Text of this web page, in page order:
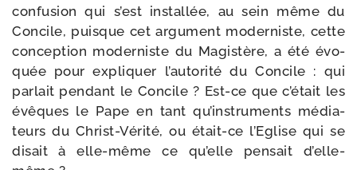
confu­sion qui s’est ins­tal­lée, au sein même du
Concile, puisque cet argu­ment moder­niste, cette
concep­tion moder­niste du Magistère, a été évo­
quée pour expli­quer l’autorité du Concile : qui
par­lait pen­dant le Concile ? Est-​ce que c’était les
évêques le Pape en tant qu’instruments média­
teurs du Christ-​Vérité, ou était-​ce l’Eglise qui se
disait à elle-​même ce qu’elle pen­sait d’elle-